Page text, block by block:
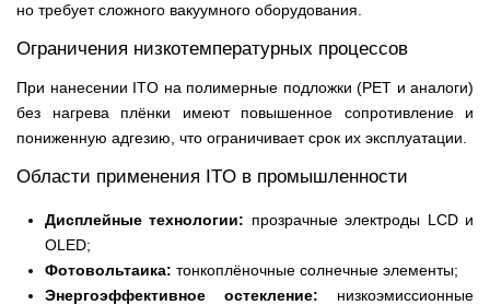
но требует сложного вакуумного оборудования.
Ограничения низкотемпературных процессов
При нанесении ITO на полимерные подложки (PET и аналоги)
без нагрева плёнки имеют повышенное сопротивление и
пониженную адгезию, что ограничивает срок их эксплуатации.
Области применения ITO в промышленности
Дисплейные технологии: прозрачные электроды LCD и
OLED;
Фотовольтаика: тонкоплёночные солнечные элементы;
Энергоэффективное остекление: низкоэмиссионные